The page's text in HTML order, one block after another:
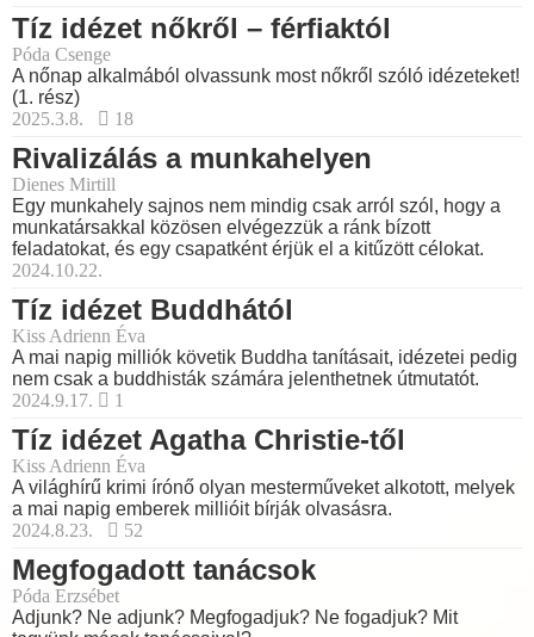
Tíz idézet nőkről – férfiaktól
Póda Csenge
A nőnap alkalmából olvassunk most nőkről szóló idézeteket!
(1. rész)
2025.3.8.
18
Rivalizálás a munkahelyen
Dienes Mirtill
Egy munkahely sajnos nem mindig csak arról szól, hogy a
munkatársakkal közösen elvégezzük a ránk bízott
feladatokat, és egy csapatként érjük el a kitűzött célokat.
2024.10.22.
Tíz idézet Buddhától
Kiss Adrienn Éva
A mai napig milliók követik Buddha tanításait, idézetei pedig
nem csak a buddhisták számára jelenthetnek útmutatót.
2024.9.17.
1
Tíz idézet Agatha Christie-től
Kiss Adrienn Éva
A világhírű krimi írónő olyan mesterműveket alkotott, melyek
a mai napig emberek millióit bírják olvasásra.
2024.8.23.
52
Megfogadott tanácsok
Póda Erzsébet
Adjunk? Ne adjunk? Megfogadjuk? Ne fogadjuk? Mit